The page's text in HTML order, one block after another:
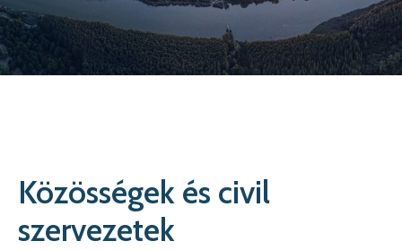
Választási
Információk
Események
Közösségek és civil
szervezetek